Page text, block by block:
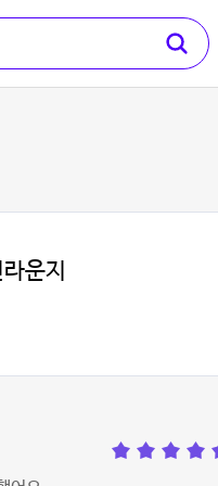
운지